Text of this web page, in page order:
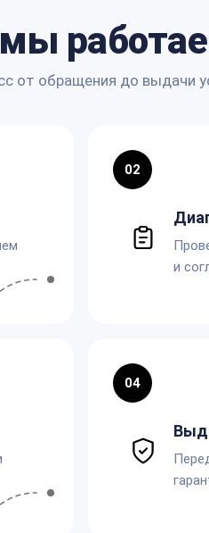
от обращения до выдачи
02
и
04